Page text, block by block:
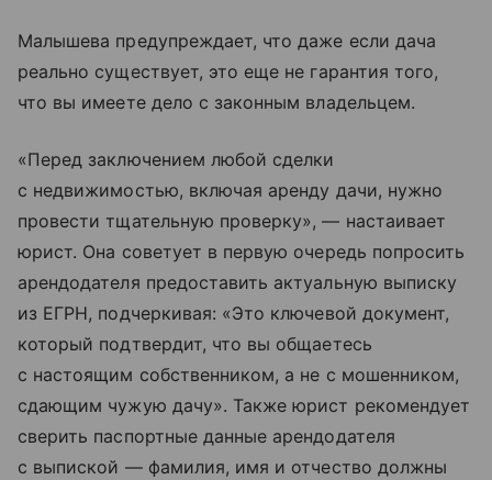
Малышева предупреждает, что даже если дача
реально существует, это еще не гарантия того,
что вы имеете дело с законным владельцем.
«Перед заключением любой сделки
с недвижимостью, включая аренду дачи, нужно
провести тщательную проверку», — настаивает
юрист. Она советует в первую очередь попросить
арендодателя предоставить актуальную выписку
из ЕГРН, подчеркивая: «Это ключевой документ,
который подтвердит, что вы общаетесь
с настоящим собственником, а не с мошенником,
сдающим чужую дачу». Также юрист рекомендует
сверить паспортные данные арендодателя
с выпиской — фамилия, имя и отчество должны